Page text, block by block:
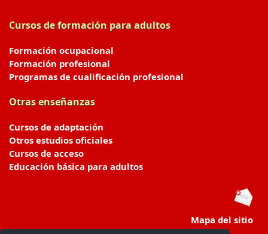
Cursos de formación para adultos
Formación ocupacional
Formación profesional
Programas de cualificación profesional
Otras enseñanzas
Cursos de adaptación
Otros estudios oficiales
Cursos de acceso
Educación básica para adultos
Mapa del sitio